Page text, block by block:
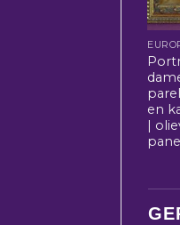
en
|